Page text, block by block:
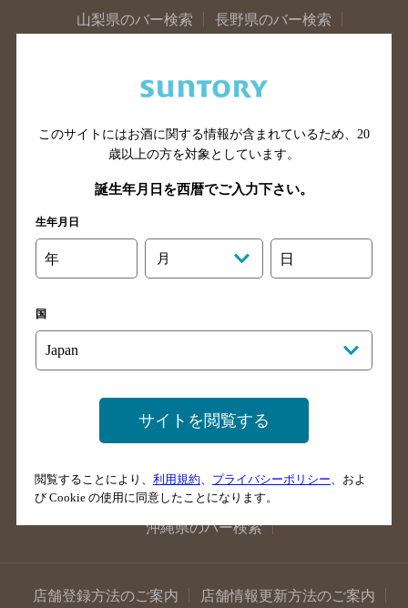
山梨県のバー検索
長野県のバー検索
神奈川県のバー検索
静岡県のバー検索
三重県のバー検索
岐阜県のバー検索
富山県のバー検索
石川県のバー検索
福井県のバー検索
大阪府のバー検索
兵庫県のバー検索
奈良県のバー検索
滋賀県のバー検索
和歌山県のバー検索
山口県のバー検索
鳥取県のバー検索
島根県のバー検索
高知県のバー検索
福岡県のバー検索
長崎県のバー検索
佐賀県のバー検索
大分県のバー検索
熊本県のバー検索
宮崎県のバー検索
鹿児島県のバー検索
沖縄県のバー検索
店舗登録方法のご案内
店舗情報更新方法のご案内
このサイトにはお酒に関する情報が含まれているため、 20
歳以上の方を対象としています。
誕生年月日を西暦でご入力下さい。
生年月日
年 月 日
国
サイトを閲覧する
閲覧することにより、 利用規約 プライバシーポリシー 、およ
び Cookie の使用に同意したことになります。